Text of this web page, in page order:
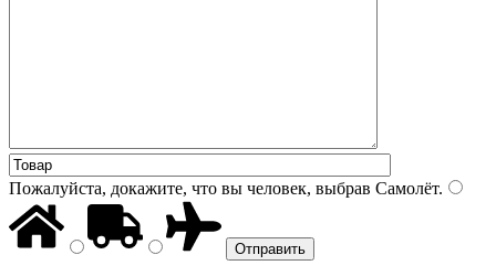
Пожалуйста, докажите, что вы человек, выбрав Самолёт.